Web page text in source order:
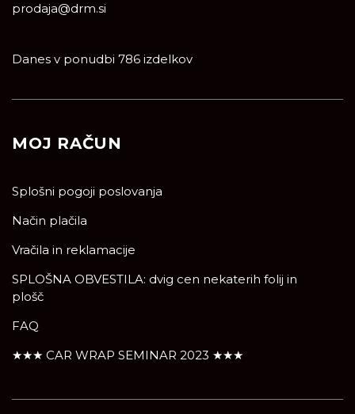
prodaja@drm.si
Danes v ponudbi 786 izdelkov
MOJ RAČUN
Splošni pogoji poslovanja
Način plačila
Vračila in reklamacije
SPLOŠNA OBVESTILA: dvig cen nekaterih folij in
plošč
FAQ
★★★ CAR WRAP SEMINAR 2023 ★★★